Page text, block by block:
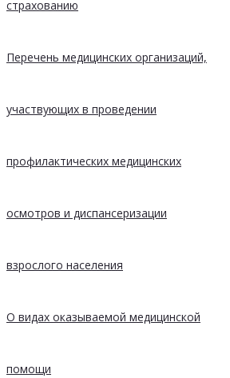
страхованию
Перечень медицинских организаций,
участвующих в проведении
профилактических медицинских
осмотров и диспансеризации
взрослого населения
О видах оказываемой медицинской
помощи